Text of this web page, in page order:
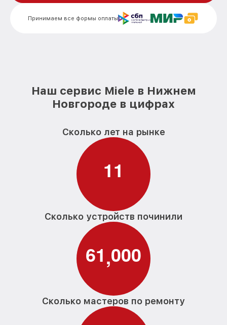
от 1900₽
Принимаем все формы оплаты
Наш сервис Miele в Нижнем
Новгороде в цифрах
Сколько лет на рынке
11
Сколько устройств починили
61,000
Сколько мастеров по ремонту